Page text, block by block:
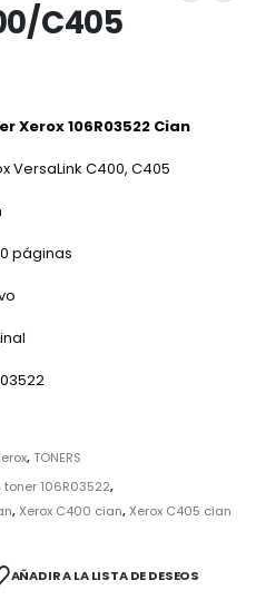
C405
Xerox 106R03522 Cian
VersaLink C400, C405
páginas
,TONERS
toner 106R03522,
,Xerox C400 cian,Xerox C405 cian
AÑADIR A LA LISTA DE DESEOS